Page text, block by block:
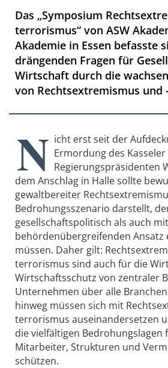
Das „Symposium
terrorismus“ von ASW
Akademie in Essen befasste
drängenden Fragen für
Wirtschaft durch die
von Rechtsextremismus und
N icht erst seit der
Ermordung des Kasseler
Regierungspräsidenten
dem Anschlag in Halle sollte
gewaltbereiter
Bedrohungsszenario darstellt,
gesellschaftspolitisch als auch
behördenübergreifenden Ansatz
müssen. Daher gilt:
terrorismus sind auch für die
Wirtschaftsschutz von zentraler
Unternehmen über alle
hinweg müssen sich mit
terrorismus auseinandersetzen
die vielfältigen Bedrohungslagen
Mitarbeiter, Strukturen und
schützen.